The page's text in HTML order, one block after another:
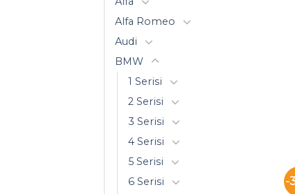
Alfa Romeo
Audi
BMW
1 Serisi
2 Serisi
3 Serisi
4 Serisi
5 Serisi
6 Serisi
-